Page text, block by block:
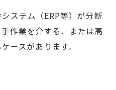
ステム（ERP等）が分断
作業を介する、または高
ースがあります。